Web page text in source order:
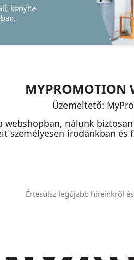
MYPROMOTION
Üzemeltető:
webshopban, nálunk
személyesen irodánkban
Értesülsz legújabb híreinkről